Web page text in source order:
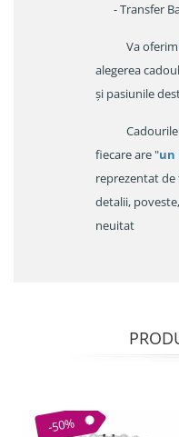
- Transfer
Va oferim
alegerea
și pasiunile
fiecare are "un
reprezentat
detalii,
neuitat
-50%